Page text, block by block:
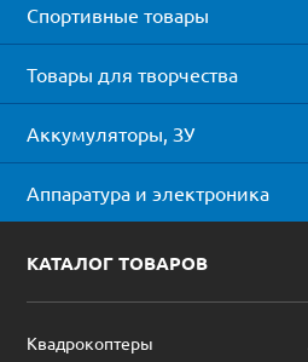
Спортивные товары
Товары для творчества
Аккумуляторы, ЗУ
Аппаратура и электроника
КАТАЛОГ ТОВАРОВ
Квадрокоптеры